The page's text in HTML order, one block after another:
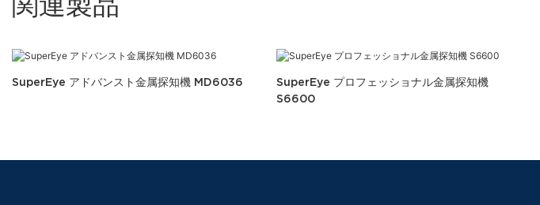
SuperEye アドバンスト金属探知機 MD6036
SuperEye プロフェッショナル金属探知機
S6600